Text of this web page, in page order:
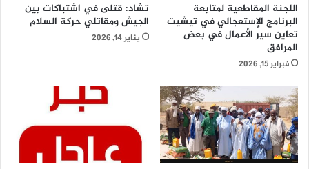
اللجنة المقاطعية لمتابعة
البرنامج الإستعجالي في تيشيت
تعاين سير الأعمال في بعض
المرافق
فبراير 15, 2026
تشاد: قتلى في اشتباكات بين
الجيش ومقاتلي حركة السلام
يناير 14, 2026